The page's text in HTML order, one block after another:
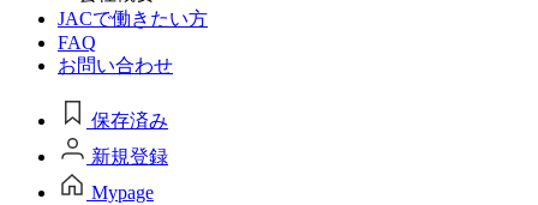
JACで働きたい方
FAQ
お問い合わせ
保存済み
新規登録
Mypage